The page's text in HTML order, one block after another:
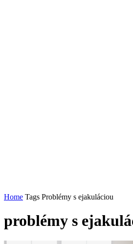
Home Tags Problémy s ejakuláciou
problémy s